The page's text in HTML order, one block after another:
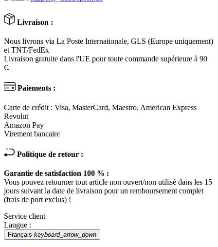
Livraison :
Nous livrons via La Poste Internationale, GLS (Europe uniquement)
et TNT/FedEx
Livraison gratuite dans l'UE pour toute commande supérieure à 90
€.
Paiements :
Carte de crédit : Visa, MasterCard, Maestro, American Express
Revolut
Amazon Pay
Virement bancaire
Politique de retour :
Garantie de satisfaction 100 % :
Vous pouvez retourner tout article non ouvert/non utilisé dans les 15
jours suivant la date de livraison pour un remboursement complet
(frais de port exclus) !
Service client
Langue :
Français keyboard_arrow_down